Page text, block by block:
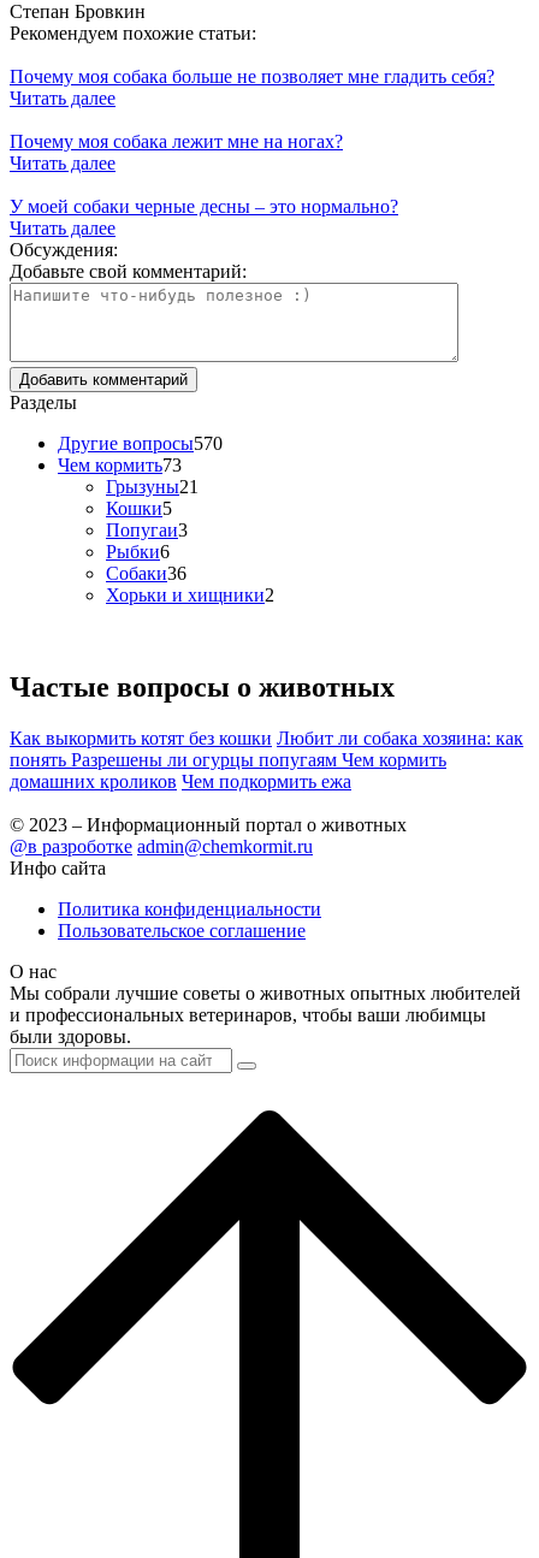
Степан Бровкин
Рекомендуем похожие статьи:
Почему моя собака больше не позволяет мне гладить себя?
Читать далее
Почему моя собака лежит мне на ногах?
Читать далее
У моей собаки черные десны – это нормально?
Читать далее
Обсуждения:
Добавьте свой комментарий:
Разделы
Другие вопросы570
Чем кормить73
Грызуны21
Кошки5
Попугаи3
Рыбки6
Собаки36
Хорьки и хищники2
Частые вопросы о животных
Как выкормить котят без кошки Любит ли собака хозяина: как
понять Разрешены ли огурцы попугаям Чем кормить
домашних кроликов Чем подкормить ежа
© 2023 – Информационный портал о животных
@в разроботке admin@chemkormit.ru
Инфо сайта
Политика конфиденциальности
Пользовательское соглашение
О нас
Мы собрали лучшие советы о животных опытных любителей
и профессиональных ветеринаров, чтобы ваши любимцы
были здоровы.